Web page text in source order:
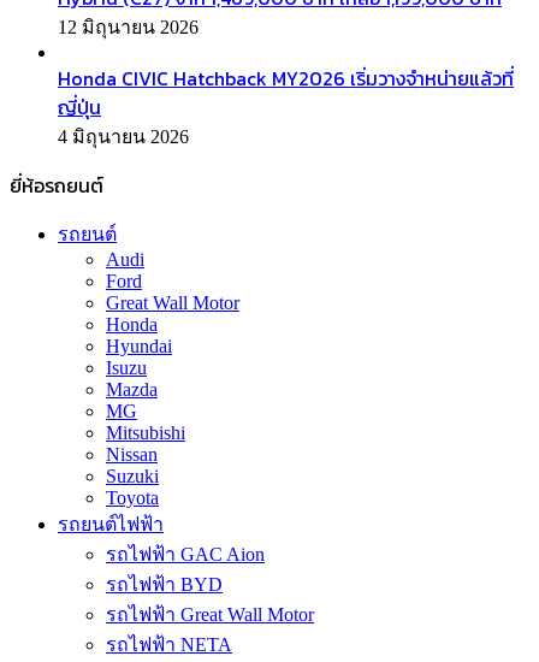
12 มิถุนายน 2026
Honda CIVIC Hatchback MY2026 เริ่มวางจำหน่ายแล้วที่
ญี่ปุ่น
4 มิถุนายน 2026
ยี่ห้อรถยนต์
รถยนต์
Audi
Ford
Great Wall Motor
Honda
Hyundai
Isuzu
Mazda
MG
Mitsubishi
Nissan
Suzuki
Toyota
รถยนต์ไฟฟ้า
รถไฟฟ้า GAC Aion
รถไฟฟ้า BYD
รถไฟฟ้า Great Wall Motor
รถไฟฟ้า NETA